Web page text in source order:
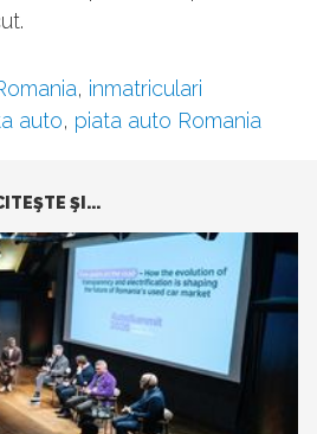
, inmatriculari
auto, piata auto Romania
ŞI...